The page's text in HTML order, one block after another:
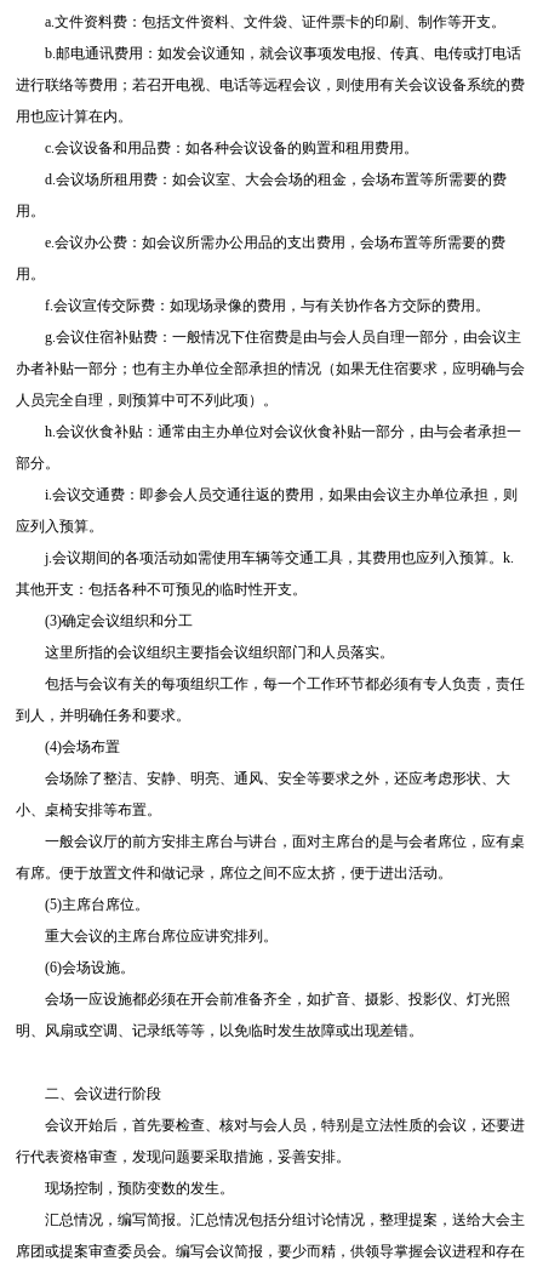
a.文件资料费：包括文件资料、文件袋、证件票卡的印刷、制作等开支。
b.邮电通讯费用：如发会议通知，就会议事项发电报、传真、电传或打电话
进行联络等费用；若召开电视、电话等远程会议，则使用有关会议设备系统的费
用也应计算在内。
c.会议设备和用品费：如各种会议设备的购置和租用费用。
d.会议场所租用费：如会议室、大会会场的租金，会场布置等所需要的费
用。
e.会议办公费：如会议所需办公用品的支出费用，会场布置等所需要的费
用。
f.会议宣传交际费：如现场录像的费用，与有关协作各方交际的费用。
g.会议住宿补贴费：一般情况下住宿费是由与会人员自理一部分，由会议主
办者补贴一部分；也有主办单位全部承担的情况（如果无住宿要求，应明确与会
人员完全自理，则预算中可不列此项）。
h.会议伙食补贴：通常由主办单位对会议伙食补贴一部分，由与会者承担一
部分。
i.会议交通费：即参会人员交通往返的费用，如果由会议主办单位承担，则
应列入预算。
j.会议期间的各项活动如需使用车辆等交通工具，其费用也应列入预算。k.
其他开支：包括各种不可预见的临时性开支。
(3)确定会议组织和分工
这里所指的会议组织主要指会议组织部门和人员落实。
包括与会议有关的每项组织工作，每一个工作环节都必须有专人负责，责任
到人，并明确任务和要求。
(4)会场布置
会场除了整洁、安静、明亮、通风、安全等要求之外，还应考虑形状、大
小、桌椅安排等布置。
一般会议厅的前方安排主席台与讲台，面对主席台的是与会者席位，应有桌
有席。便于放置文件和做记录，席位之间不应太挤，便于进出活动。
(5)主席台席位。
重大会议的主席台席位应讲究排列。
(6)会场设施。
会场一应设施都必须在开会前准备齐全，如扩音、摄影、投影仪、灯光照
明、风扇或空调、记录纸等等，以免临时发生故障或出现差错。
二、会议进行阶段
会议开始后，首先要检查、核对与会人员，特别是立法性质的会议，还要进
行代表资格审查，发现问题要采取措施，妥善安排。
现场控制，预防变数的发生。
汇总情况，编写简报。汇总情况包括分组讨论情况，整理提案，送给大会主
席团或提案审查委员会。编写会议简报，要少而精，供领导掌握会议进程和存在